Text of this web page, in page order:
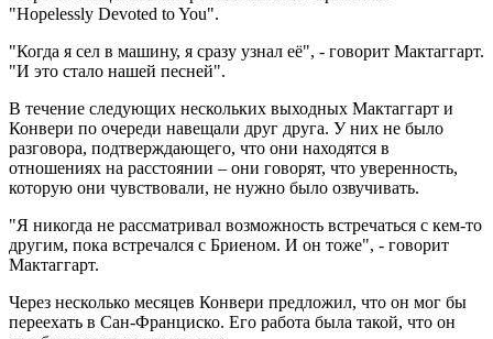
"Hopelessly Devoted to You".
"Когда я сел в машину, я сразу узнал её", - говорит Мактаггарт.
"И это стало нашей песней".
В течение следующих нескольких выходных Мактаггарт и
Конвери по очереди навещали друг друга. У них не было
разговора, подтверждающего, что они находятся в
отношениях на расстоянии – они говорят, что уверенность,
которую они чувствовали, не нужно было озвучивать.
"Я никогда не рассматривал возможность встречаться с кем-то
другим, пока встречался с Бриеном. И он тоже", - говорит
Мактаггарт.
Через несколько месяцев Конвери предложил, что он мог бы
переехать в Сан-Франциско. Его работа была такой, что он